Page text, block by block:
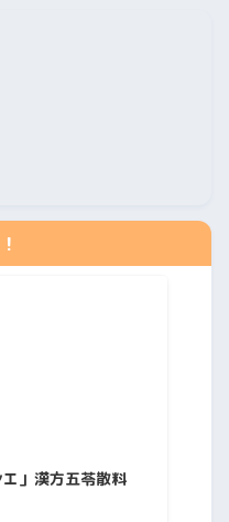
エ」漢方五苓散料